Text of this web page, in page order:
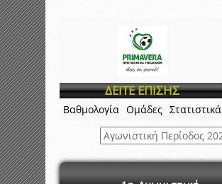
ΔΕΙΤΕ ΕΠΙΣΗΣ
Βαθμολογία Ομάδες Στατιστικά